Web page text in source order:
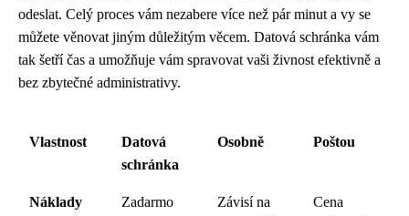
odeslat. Celý proces vám nezabere více než pár minut a vy se
můžete věnovat jiným důležitým věcem. Datová schránka vám
tak šetří čas a umožňuje vám spravovat vaši živnost efektivně a
bez zbytečné administrativy.
Vlastnost
Datová
schránka
Osobně Poštou
Náklady Zadarmo
Závisí na
Cena